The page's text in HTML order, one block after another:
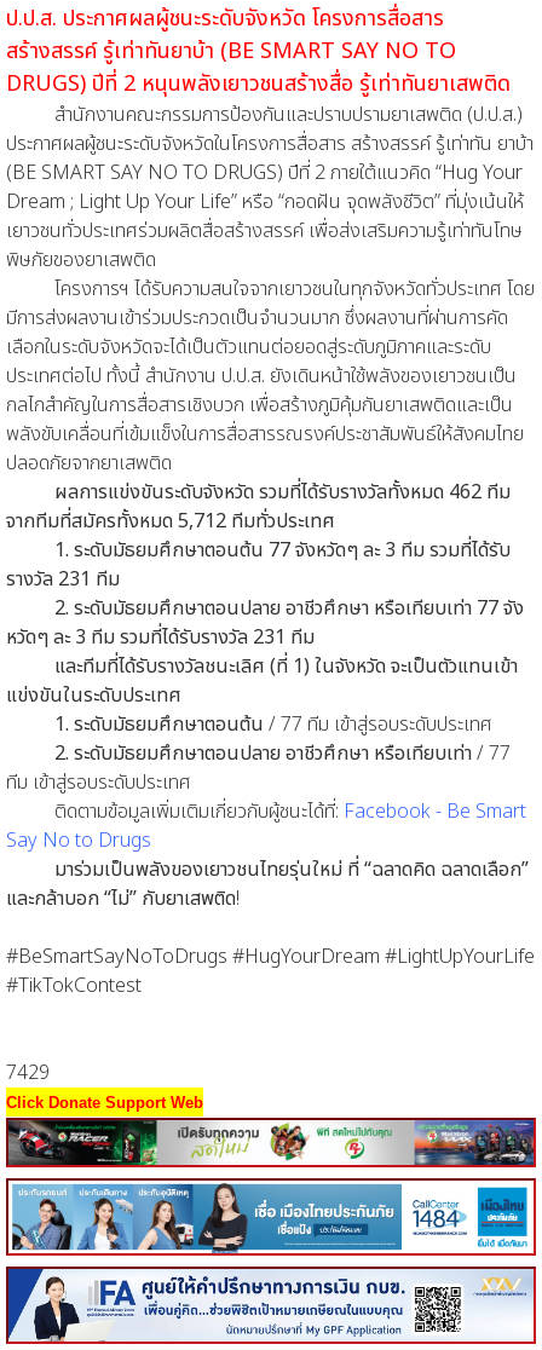
ป.ป.ส. ประกาศผลผู้ชนะระดับจังหวัด โครงการสื่อสาร
สร้างสรรค์ รู้เท่าทันยาบ้า (BE SMART SAY NO TO
DRUGS) ปีที่ 2 หนุนพลังเยาวชนสร้างสื่อ รู้เท่าทันยาเสพติด
สำนักงานคณะกรรมการป้องกันและปราบปรามยาเสพติด (ป.ป.ส.)
ประกาศผลผู้ชนะระดับจังหวัดในโครงการสื่อสาร สร้างสรรค์ รู้เท่าทัน ยาบ้า
(BE SMART SAY NO TO DRUGS) ปีที่ 2 ภายใต้แนวคิด “Hug Your
Dream ; Light Up Your Life” หรือ “กอดฝัน จุดพลังชีวิต” ที่มุ่งเน้นให้
เยาวชนทั่วประเทศร่วมผลิตสื่อสร้างสรรค์ เพื่อส่งเสริมความรู้เท่าทันโทษ
พิษภัยของยาเสพติด
โครงการฯ ได้รับความสนใจจากเยาวชนในทุกจังหวัดทั่วประเทศ โดย
มีการส่งผลงานเข้าร่วมประกวดเป็นจำนวนมาก ซึ่งผลงานที่ผ่านการคัด
เลือกในระดับจังหวัดจะได้เป็นตัวแทนต่อยอดสู่ระดับภูมิภาคและระดับ
ประเทศต่อไป ทั้งนี้ สำนักงาน ป.ป.ส. ยังเดินหน้าใช้พลังของเยาวชนเป็น
กลไกสำคัญในการสื่อสารเชิงบวก เพื่อสร้างภูมิคุ้มกันยาเสพติดและเป็น
พลังขับเคลื่อนที่เข้มแข็งในการสื่อสารรณรงค์ประชาสัมพันธ์ให้สังคมไทย
ปลอดภัยจากยาเสพติด
ผลการแข่งขันระดับจังหวัด รวมที่ได้รับรางวัลทั้งหมด 462 ทีม
จากทีมที่สมัครทั้งหมด 5,712 ทีมทั่วประเทศ
1. ระดับมัธยมศึกษาตอนต้น 77 จังหวัดๆ ละ 3 ทีม รวมที่ได้รับ
รางวัล 231 ทีม
2. ระดับมัธยมศึกษาตอนปลาย อาชีวศึกษา หรือเทียบเท่า 77 จัง
หวัดๆ ละ 3 ทีม รวมที่ได้รับรางวัล 231 ทีม
และทีมที่ได้รับรางวัลชนะเลิศ (ที่ 1) ในจังหวัด จะเป็นตัวแทนเข้า
แข่งขันในระดับประเทศ
1. ระดับมัธยมศึกษาตอนต้น / 77 ทีม เข้าสู่รอบระดับประเทศ
2. ระดับมัธยมศึกษาตอนปลาย อาชีวศึกษา หรือเทียบเท่า/ 77
ทีม เข้าสู่รอบระดับประเทศ
ติดตามข้อมูลเพิ่มเติมเกี่ยวกับผู้ชนะได้ที่: Facebook - Be Smart
Say No to Drugs
มาร่วมเป็นพลังของเยาวชนไทยรุ่นใหม่ ที่ “ฉลาดคิด ฉลาดเลือก”
และกล้าบอก “ไม่” กับยาเสพติด!
#BeSmartSayNoToDrugs #HugYourDream #LightUpYourLife
#TikTokContest
7429
Click Donate Support Web